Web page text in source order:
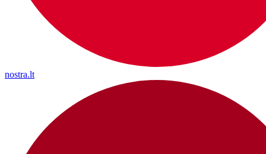
nostra.lt